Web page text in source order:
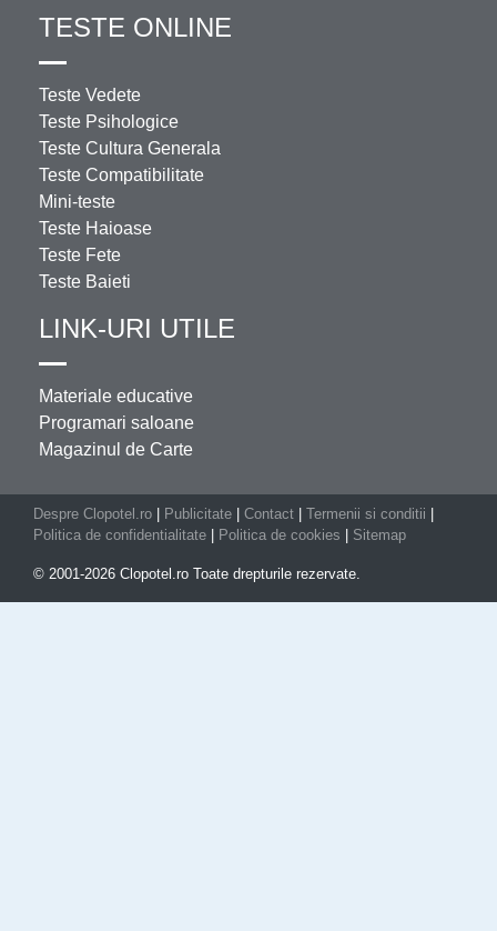
TESTE ONLINE
Teste Vedete
Teste Psihologice
Teste Cultura Generala
Teste Compatibilitate
Mini-teste
Teste Haioase
Teste Fete
Teste Baieti
LINK-URI UTILE
Materiale educative
Programari saloane
Magazinul de Carte
Despre Clopotel.ro Publicitate Contact Termenii si conditii
Politica de confidentialitate
Politica de cookies Sitemap
© 2001-2026 Clopotel.ro Toate drepturile rezervate.